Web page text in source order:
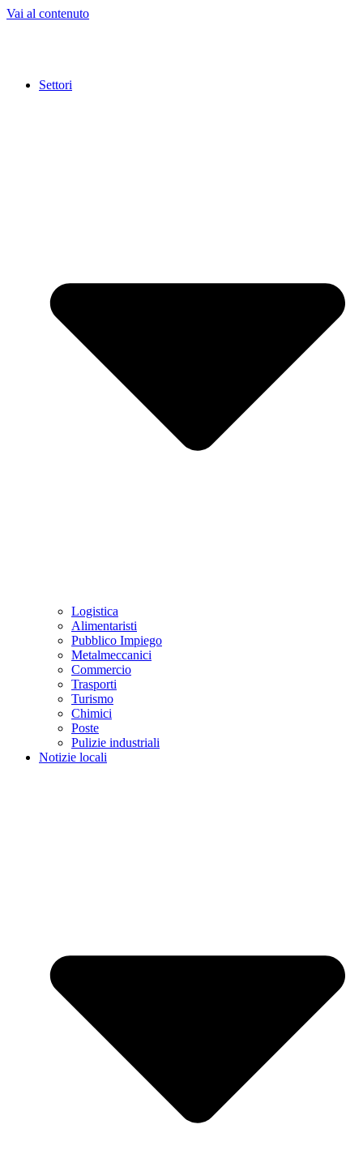
Vai al contenuto
Settori
Logistica
Alimentaristi
Pubblico Impiego
Metalmeccanici
Commercio
Trasporti
Turismo
Chimici
Poste
Pulizie industriali
Notizie locali